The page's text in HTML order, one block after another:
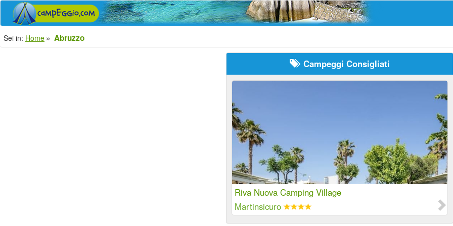
Sei in: Home Abruzzo
Campeggi Consigliati
Riva Nuova Camping Village
Martinsicuro